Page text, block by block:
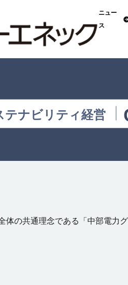
ニュー
ス
テナビリティ経営
の共通理念である「中部電力